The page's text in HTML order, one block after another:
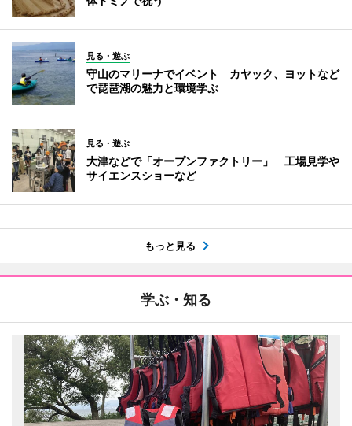
見る・遊ぶ
守山のマリーナでイベント カヤック、ヨットなど
で琵琶湖の魅力と環境学ぶ
見る・遊ぶ
大津などで「オープンファクトリー」 工場見学や
サイエンスショーなど
もっと見る
学ぶ・知る